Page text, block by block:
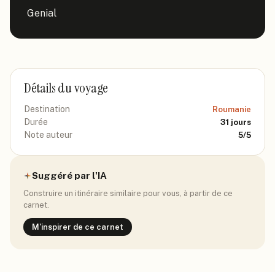
Genial
Détails du voyage
Destination Roumanie
Durée 31 jours
Note auteur 5/5
Suggéré par l'IA
Construire un itinéraire similaire pour vous, à partir de ce
carnet.
M'inspirer de ce carnet